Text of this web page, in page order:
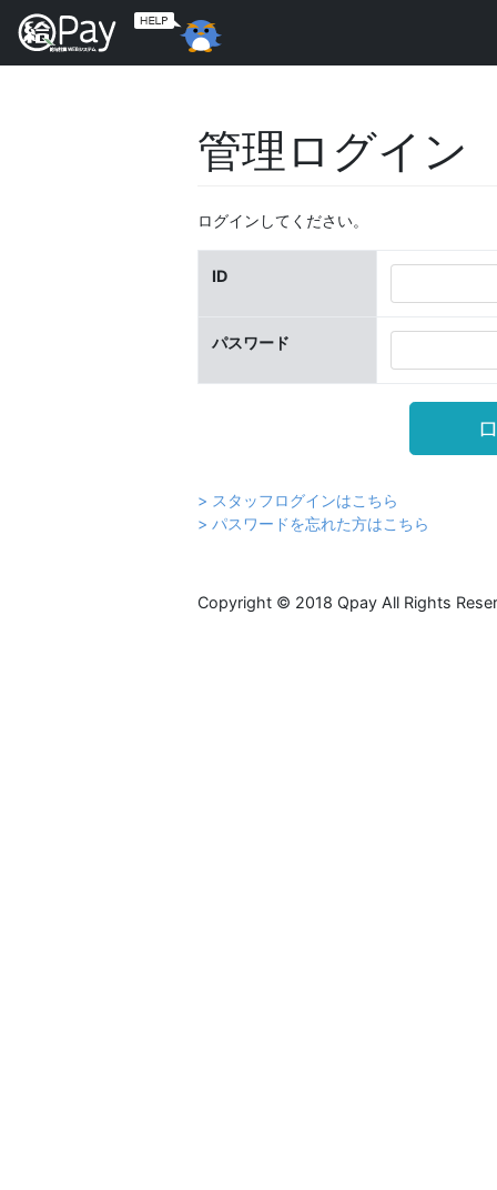
管理ログイン
ログインしてください。
ID
パスワード
> スタッフログインはこちら
> パスワードを忘れた方はこちら
Copyright © 2018 Qpay All Rights